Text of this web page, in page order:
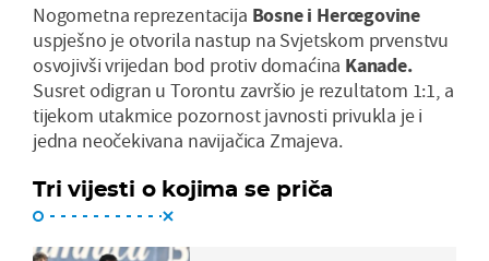
Nogometna reprezentacija Bosne i Hercegovine
uspješno je otvorila nastup na Svjetskom prvenstvu
osvojivši vrijedan bod protiv domaćina Kanade.
Susret odigran u Torontu završio je rezultatom 1:1, a
tijekom utakmice pozornost javnosti privukla je i
jedna neočekivana navijačica Zmajeva.
Tri vijesti o kojima se priča